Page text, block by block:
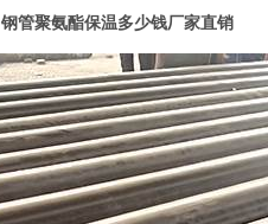
钢管聚氨酯保温多少钱厂家直销